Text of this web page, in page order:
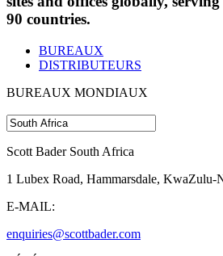
90 countries.
BUREAUX
DISTRIBUTEURS
BUREAUX MONDIAUX
Scott Bader South Africa
1 Lubex Road, Hammarsdale, KwaZulu-
E-MAIL:
enquiries@scottbader.com